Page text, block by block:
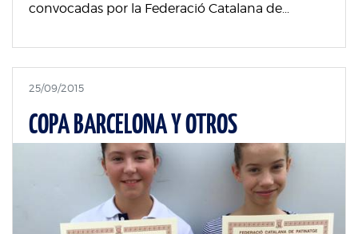
convocadas por la Federació Catalana de...
25/09/2015
COPA BARCELONA Y OTROS